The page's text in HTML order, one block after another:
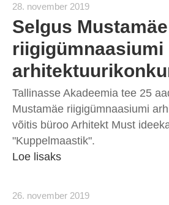
28. november 2019
Selgus Mustamäe
riigigümnaasiumi
Tallinasse Akadeemia tee 25
Mustamäe riigigümnaasiumi
võitis büroo Arhitekt Must
"Kuppelmaastik".
Loe lisaks
26. november 2019